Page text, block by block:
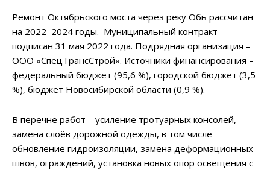
Ремонт Октябрьского моста через реку Обь рассчитан
на 2022–2024 годы. Муниципальный контракт
подписан 31 мая 2022 года. Подрядная организация –
ООО «СпецТрансСтрой». Источники финансирования –
федеральный бюджет (95,6 %), городской бюджет (3,5
%), бюджет Новосибирской области (0,9 %).
В перечне работ – усиление тротуарных консолей,
замена слоёв дорожной одежды, в том числе
обновление гидроизоляции, замена деформационных
швов, ограждений, установка новых опор освещения с